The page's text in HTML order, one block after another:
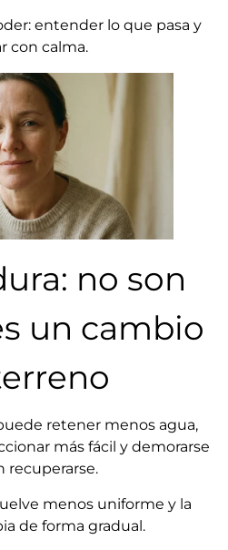
entender lo que pasa y
con calma.
no son
un cambio
retener menos agua,
más fácil y demorarse
recuperarse.
menos uniforme y la
de forma gradual.